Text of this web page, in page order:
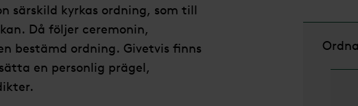
särskild kyrkas ordning, som till
Då följer ceremonin,
bestämd ordning. Givetvis finns
en personlig prägel,